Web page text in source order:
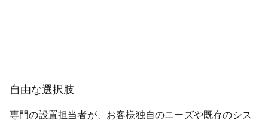
自由な選択肢
専門の設置担当者が、お客様独自のニーズや既存のシス